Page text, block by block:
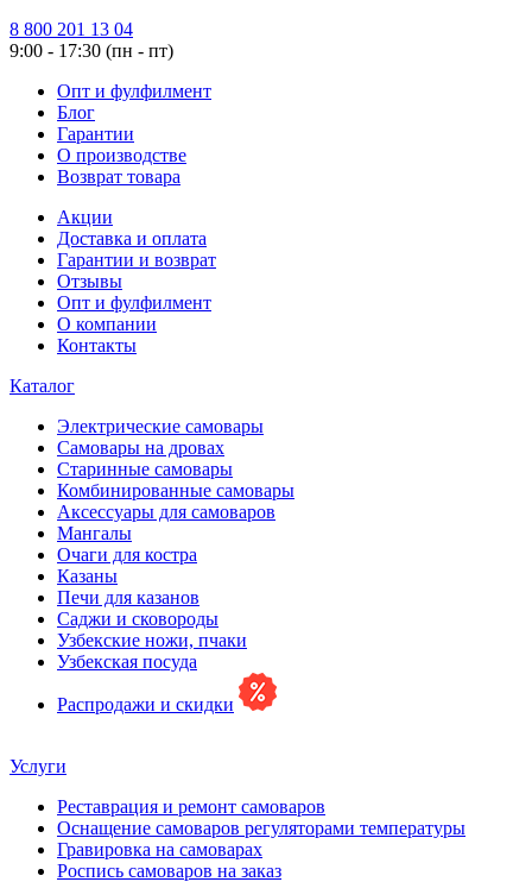
8 800 201 13 04
9:00 - 17:30 (пн - пт)
Опт и фулфилмент
Блог
Гарантии
О производстве
Возврат товара
Акции
Доставка и оплата
Гарантии и возврат
Отзывы
Опт и фулфилмент
О компании
Контакты
Каталог
Электрические самовары
Cамовары на дровах
Старинные самовары
Комбинированные самовары
Аксессуары для самоваров
Мангалы
Очаги для костра
Казаны
Печи для казанов
Саджи и сковороды
Узбекские ножи, пчаки
Узбекская посуда
Распродажи и скидки
Услуги
Реставрация и ремонт самоваров
Оснащение самоваров регуляторами температуры
Гравировка на самоварах
Роспись самоваров на заказ